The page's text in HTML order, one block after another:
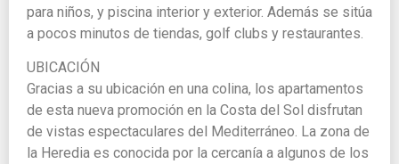
para niños, y piscina interior y exterior. Además se sitúa
a pocos minutos de tiendas, golf clubs y restaurantes.
UBICACIÓN
Gracias a su ubicación en una colina, los apartamentos
de esta nueva promoción en la Costa del Sol disfrutan
de vistas espectaculares del Mediterráneo. La zona de
la Heredia es conocida por la cercanía a algunos de los